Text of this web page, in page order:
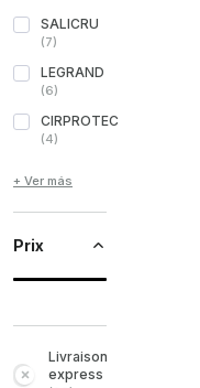
SALICRU
(7)
LEGRAND
(6)
CIRPROTEC
(4)
+ Ver más
Prix
Livraison
express